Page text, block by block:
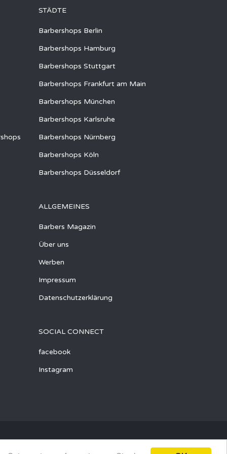
STÄDTE
Barbershops Berlin
Barbershops Hamburg
Barbershops Stuttgart
Barbershops Frankfurt am Main
Barbershops München
Barbershops Karlsruhe
Barbershops Nürnberg
Barbershops Köln
Barbershops Düsseldorf
ALLGEMEINES
Barbers Magazin
Über uns
Werben
Impressum
Datenschutzerklärung
SOCIAL CONNECT
facebook
Instagram